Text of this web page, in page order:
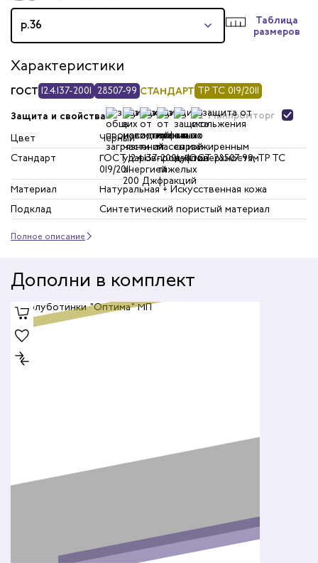
р.36
Таблица
размеров
Характеристики
ГОСТ 12.4.137-2001 28507-99 СТАНДАРТ ТР ТС 019/2011
Защита и свойства Минпромторг
Цвет
Черный
Стандарт
ГОСТ 12.4.137-2001, ГОСТ 28507-99, ТР ТС
019/2011
Материал
Натуральная + Искусственная кожа
Подклад
Синтетический пористый материал
Полное описание
Дополни в комплект